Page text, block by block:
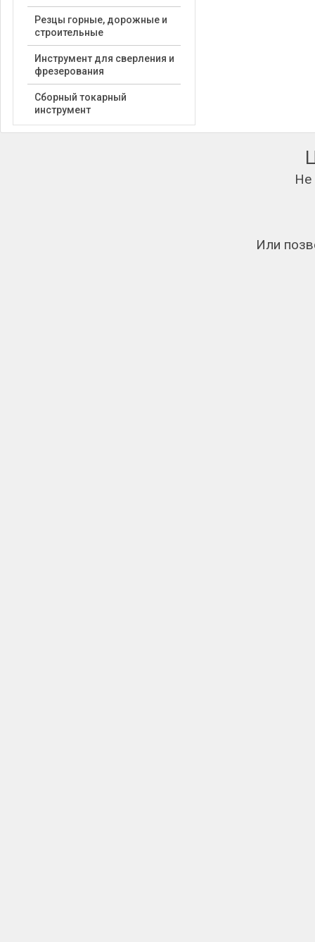
Резцы горные, дорожные и
строительные
Инструмент для сверления и
фрезерования
Сборный токарный
инструмент
Не
Или